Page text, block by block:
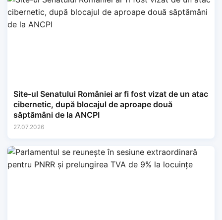
Site-ul Senatului României ar fi fost vizat de un atac
cibernetic, după blocajul de aproape două
săptămâni de la ANCPI
27.07.2026